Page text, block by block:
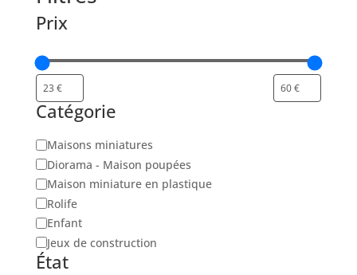
Prix
Catégorie
Catégorie
Maisons miniatures
Diorama - Maison poupées
Maison miniature en plastique
Rolife
Enfant
Jeux de construction
État